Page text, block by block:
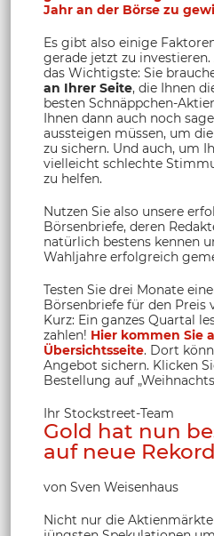
Jahr an der Börse zu
Es gibt also einige
gerade jetzt zu
das Wichtigste: Sie
an Ihrer Seite, die Ihnen
besten Schnäppchen-
Ihnen dann auch noch
aussteigen müssen, um
zu sichern. Und auch, um
vielleicht schlechte
zu helfen.
Nutzen Sie also unsere
Börsenbriefe, deren
natürlich bestens kennen
Wahljahre erfolgreich
Testen Sie drei Monate
Börsenbriefe für den Preis
Kurz: Ein ganzes Quartal
zahlen! Hier kommen Sie
Übersichtsseite. Dort
Angebot sichern. Klicken
Bestellung auf
Ihr Stockstreet-Team
Gold hat nun
auf neue
von Sven Weisenhaus
Nicht nur die